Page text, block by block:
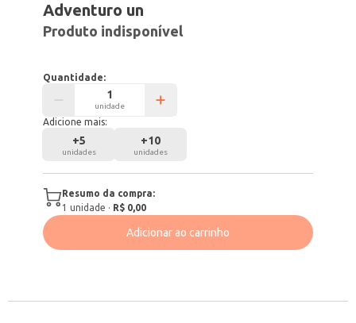
Adventuro un
Produto indisponível
Quantidade:
unidade
Adicione mais:
+5
unidades
+10
unidades
Resumo da compra:
1 unidade · R$ 0,00
Adicionar ao carrinho